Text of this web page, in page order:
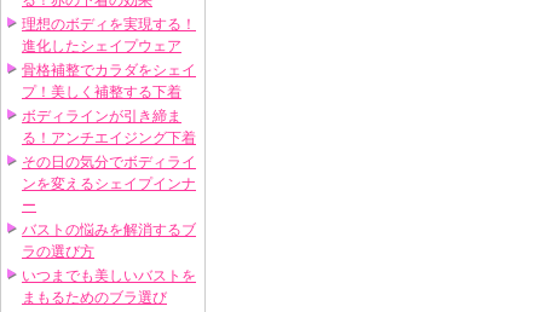
理想のボディを実現する！
進化したシェイプウェア
骨格補整でカラダをシェイ
プ！美しく補整する下着
ボディラインが引き締ま
る！アンチエイジング下着
その日の気分でボディライ
ンを変えるシェイプインナ
ー
バストの悩みを解消するブ
ラの選び方
いつまでも美しいバストを
まもるためのブラ選び